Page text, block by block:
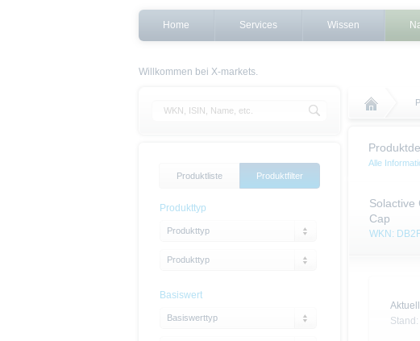
Home Services Wissen
Willkommen bei X-markets.
Alle
Solactive
Cap
WKN:
Stand:
Produktliste Produktfilter
Produkttyp
Produkttyp
Produkttyp
Basiswert
Basiswerttyp